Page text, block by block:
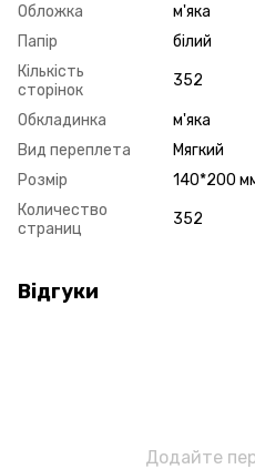
Обложка
м'яка
Папір
білий
Кількість
сторінок
352
Обкладинка
м'яка
Вид переплета
Мягкий
Розмір
140*200
Количество
страниц
352
Відгуки
Додайте